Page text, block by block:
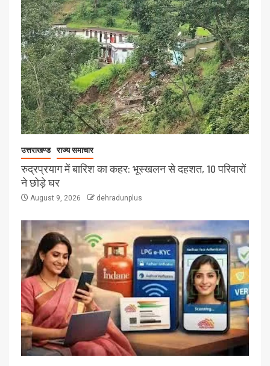
उत्तराखण्ड राज्य समाचार
रुद्रप्रयाग में बारिश का कहर: भूस्खलन से दहशत, 10 परिवारों
ने छोड़े घर
August 9, 2026 dehradunplus